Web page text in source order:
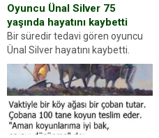
Oyuncu Ünal Silver 75
yaşında hayatını kaybetti
Bir süredir tedavi gören oyuncu
Ünal Silver hayatını kaybetti.
Haberi, oyuncunun menajerlik
ajansı duyurdu. Renda Güner,
sosyal medya hesabında “Usta
Oyuncumuz ve çok değerli
dostumuz...